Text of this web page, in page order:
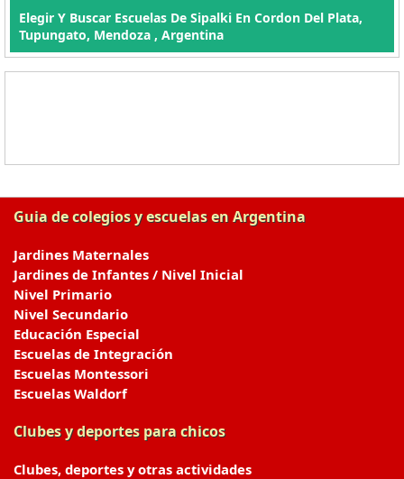
Elegir Y Buscar Escuelas De Sipalki En Cordon Del Plata,
Tupungato, Mendoza , Argentina
Guia de colegios y escuelas en Argentina
Jardines Maternales
Jardines de Infantes / Nivel Inicial
Nivel Primario
Nivel Secundario
Educación Especial
Escuelas de Integración
Escuelas Montessori
Escuelas Waldorf
Clubes y deportes para chicos
Clubes, deportes y otras actividades